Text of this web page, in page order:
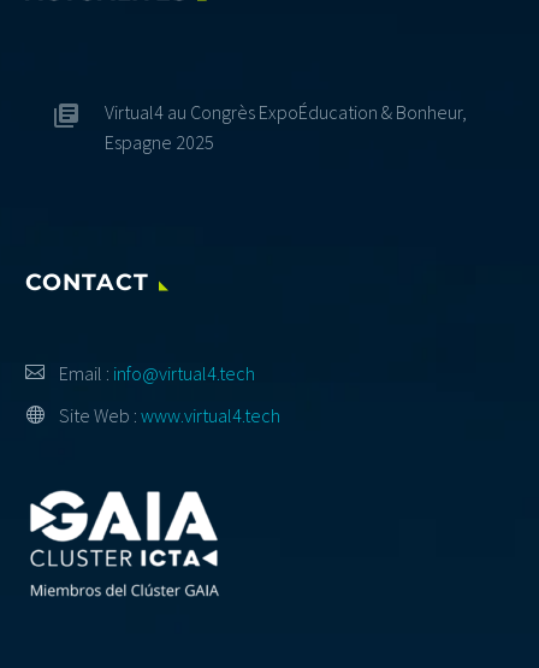
Virtual4 au Congrès ExpoÉducation & Bonheur,
Espagne 2025
CONTACT
Email : info@virtual4.tech
Site Web : www.virtual4.tech